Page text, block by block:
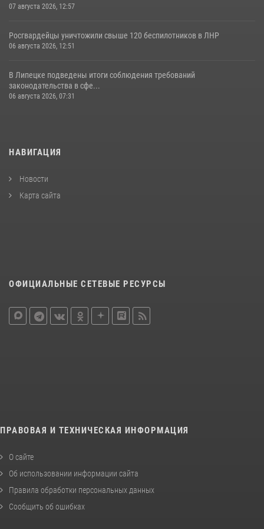
07 августа 2026, 12:57
Росгвардейцы уничтожили свыше 120 беспилотников в ЛНР
06 августа 2026, 12:51
В Липецке подведены итоги соблюдения требований
законодательства в сфе...
06 августа 2026, 07:31
НАВИГАЦИЯ
Новости
Карта сайта
ОФИЦИАЛЬНЫЕ СЕТЕВЫЕ РЕСУРСЫ
ПРАВОВАЯ И ТЕХНИЧЕСКАЯ ИНФОРМАЦИЯ
О сайте
Об использовании информации сайта
Правила обработки персональных данных
Сообщить об ошибках